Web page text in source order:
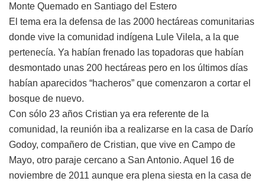
Monte Quemado en Santiago del Estero
El tema era la defensa de las 2000 hectáreas comunitarias
donde vive la comunidad indígena Lule Vilela, a la que
pertenecía. Ya habían frenado las topadoras que habían
desmontado unas 200 hectáreas pero en los últimos días
habían aparecidos “hacheros” que comenzaron a cortar el
bosque de nuevo.
Con sólo 23 años Cristian ya era referente de la
comunidad, la reunión iba a realizarse en la casa de Darío
Godoy, compañero de Cristian, que vive en Campo de
Mayo, otro paraje cercano a San Antonio. Aquel 16 de
noviembre de 2011 aunque era plena siesta en la casa de